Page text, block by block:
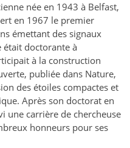
née en 1943 à Belfast,
en 1967 le premier
émettant des signaux
était doctorante à
à la construction
publiée dans Nature,
des étoiles compactes et
Après son doctorat en
une carrière de chercheuse
honneurs pour ses